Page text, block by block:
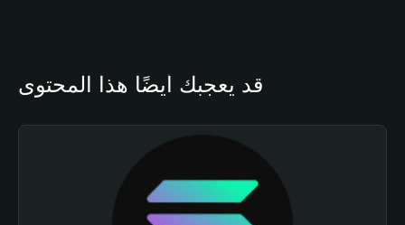
قد يعجبك أيضًا هذا المحتوى